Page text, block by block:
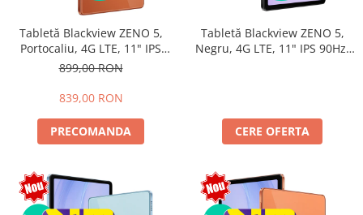
Tabletă Blackview ZENO 5,
Portocaliu, 4G LTE, 11" IPS
90Hz, 12GB RAM (3GB + 9GB
16, Unisoc T7250, 8300mAh,
SIM
899,00 RON
839,00 RON
PRECOMANDA
Tabletă Blackview ZENO 5,
Negru, 4G LTE, 11" IPS 90Hz,
SIM
CERE OFERTA